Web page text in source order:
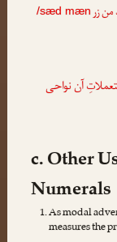
زر/sæd mæn
آن نواحی
c. Other
Numerals
As modal
measures the